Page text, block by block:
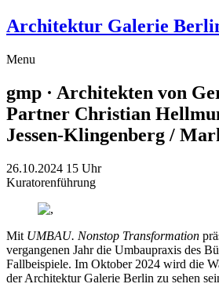
Architektur Galerie
Menu
gmp · Architekten von
Partner Christian
Jessen-Klingenberg /
26.10.2024 15 Uhr
Kuratorenführung
Mit UMBAU. Nonstop Transformation
vergangenen Jahr die Umbaupraxis des
Fallbeispiele. Im Oktober 2024 wird die
der Architektur Galerie Berlin zu sehen